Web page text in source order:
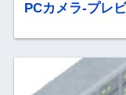
PCカメラ-プレ